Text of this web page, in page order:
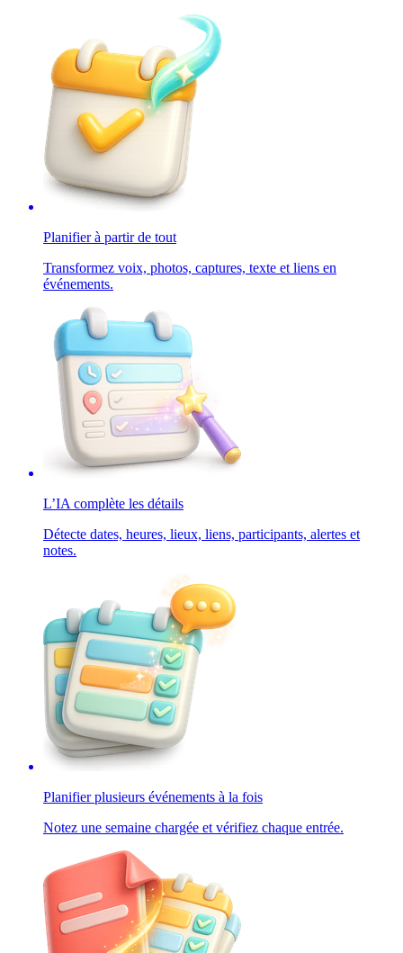
Planifier à partir de tout
Transformez voix, photos, captures, texte et liens en
événements.
L’IA complète les détails
Détecte dates, heures, lieux, liens, participants, alertes et
notes.
Planifier plusieurs événements à la fois
Notez une semaine chargée et vérifiez chaque entrée.